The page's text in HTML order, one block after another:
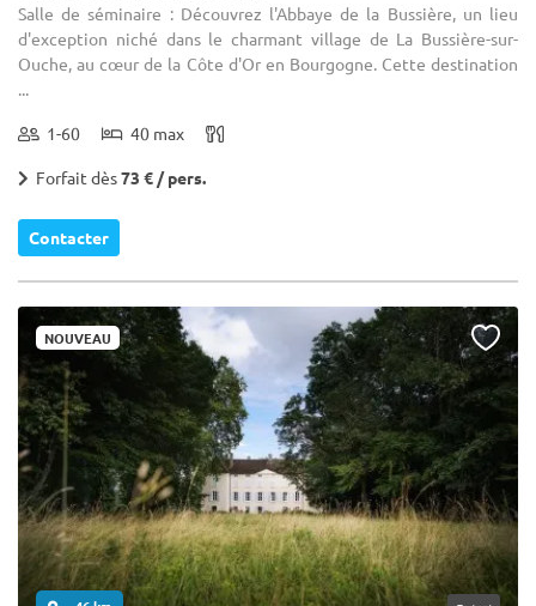
Salle de séminaire : Découvrez l'Abbaye de la Bussière, un lieu
d'exception niché dans le charmant village de La Bussière-sur-
Ouche, au cœur de la Côte d'Or en Bourgogne. Cette destination
...
1-60 40 max
Forfait dès73 € / pers.
Contacter
NOUVEAU